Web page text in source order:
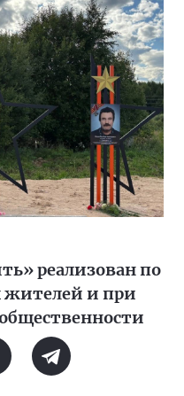
реализован по
и при